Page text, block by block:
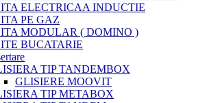
ELECTRICAA INDUCTIE
PE GAZ
MODULAR ( DOMINO )
BUCATARIE
TIP TANDEMBOX
GLISIERE MOOVIT
TIP METABOX